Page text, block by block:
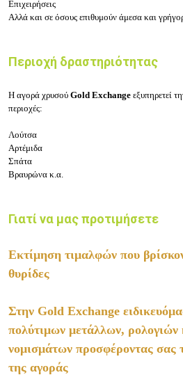
Επιχειρήσεις
Αλλά και σε όσους επιθυμούν άμεσα και
Περιοχή δραστηριότητας
Η αγορά χρυσού Gold Exchange εξυπηρετεί
περιοχές:
Λούτσα
Αρτέμιδα
Σπάτα
Βραυρώνα κ.α.
Γιατί να μας προτιμήσετε
Eκτίμηση τιμαλφών που
θυρίδες
Στην Gold Exchange
πολύτιμων μετάλλων,
νομισμάτων προσφέροντας σας
της αγοράς